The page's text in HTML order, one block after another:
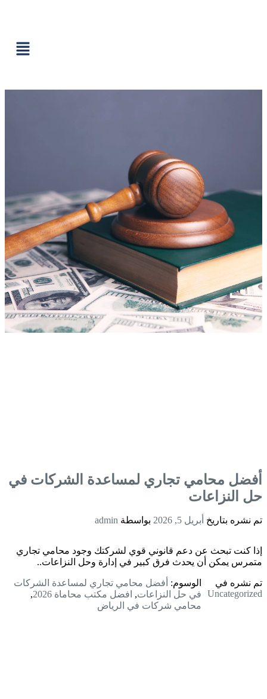
أفضل محامي تجاري لمساعدة الشركات في
حل النزاعات
تم نشره بتاريخ أبريل 5, 2026 بواسطة admin
إذا كنت تبحث عن دعم قانوني قوي لشركتك وجود محامي تجاري
متمرس يمكن أن يحدث فرق كبير في إدارة وحل النزاعات..
تم نشره في
Uncategorized
الوسوم: أفضل محامي تجاري لمساعدة الشركات
في حل النزاعات, افضل مكتب محاماة 2026
,
محامي شركات في الرياض